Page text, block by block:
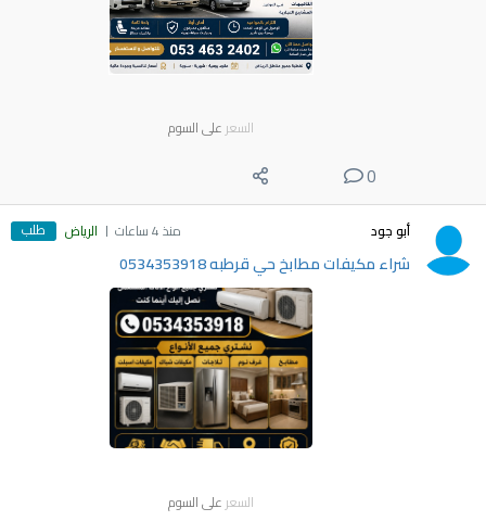
السعر على السوم
0
أبو جود منذ 4 ساعات الرياض طلب
شراء مكيفات مطابخ حي قرطبه 0534353918
السعر على السوم